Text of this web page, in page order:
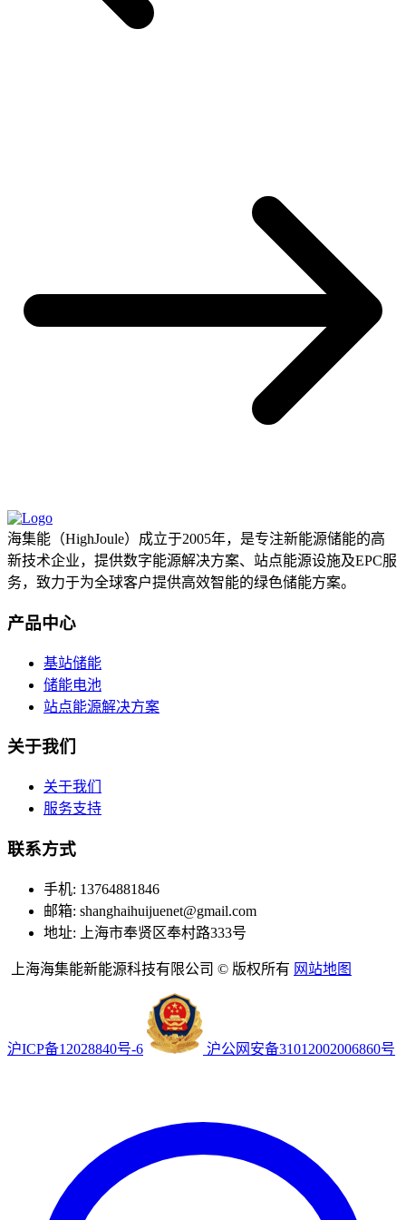
海集能（HighJoule）成立于2005年，是专注新能源储能的高
新技术企业，提供数字能源解决方案、站点能源设施及EPC服
务，致力于为全球客户提供高效智能的绿色储能方案。
产品中心
基站储能
储能电池
站点能源解决方案
关于我们
关于我们
服务支持
联系方式
手机: 13764881846
邮箱: shanghaihuijuenet@gmail.com
地址: 上海市奉贤区奉村路333号
上海海集能新能源科技有限公司 © 版权所有 网站地图
沪ICP备12028840号-6 沪公网安备31012002006860号